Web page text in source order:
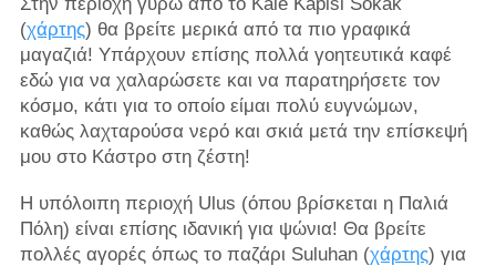
Στην περιοχή γύρω από το Kale Kapisi Sokak
(χάρτης) θα βρείτε μερικά από τα πιο γραφικά
μαγαζιά! Υπάρχουν επίσης πολλά γοητευτικά καφέ
εδώ για να χαλαρώσετε και να παρατηρήσετε τον
κόσμο, κάτι για το οποίο είμαι πολύ ευγνώμων,
καθώς λαχταρούσα νερό και σκιά μετά την επίσκεψή
μου στο Κάστρο στη ζέστη!
Η υπόλοιπη περιοχή Ulus (όπου βρίσκεται η Παλιά
Πόλη) είναι επίσης ιδανική για ψώνια! Θα βρείτε
πολλές αγορές όπως το παζάρι Suluhan (χάρτης) για